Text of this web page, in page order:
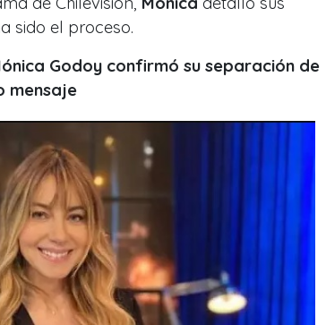
sido el proceso.
Godoy confirmó su separación de
mensaje